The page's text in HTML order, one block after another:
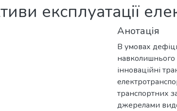
експлуатації
Анотація
В умовах
інноваційні
транспортних
джерелами